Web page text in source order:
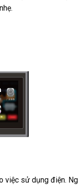
việc sử dụng điện.